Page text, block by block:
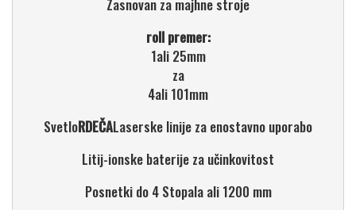
Zasnovan za majhne stroje
roll premer:
1ali 25mm
za
4ali 101mm
SvetloRDEČALaserske linije za enostavno uporabo
Litij-ionske baterije za učinkovitost
Posnetki do 4 Stopala ali 1200 mm